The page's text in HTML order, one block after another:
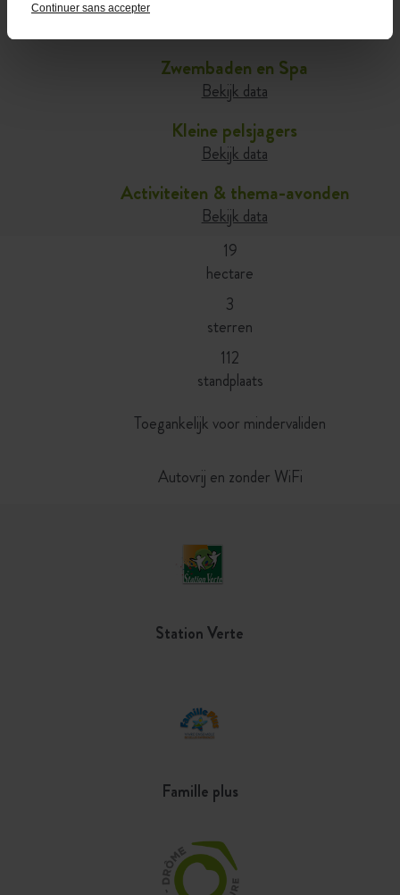
Continuer sans accepter
Zwembaden en Spa
Bekijk data
Kleine pelsjagers
Bekijk data
Activiteiten & thema-avonden
Bekijk data
19
hectare
3
sterren
112
standplaats
Toegankelijk voor mindervaliden
Autovrij en zonder WiFi
Station Verte
Famille plus